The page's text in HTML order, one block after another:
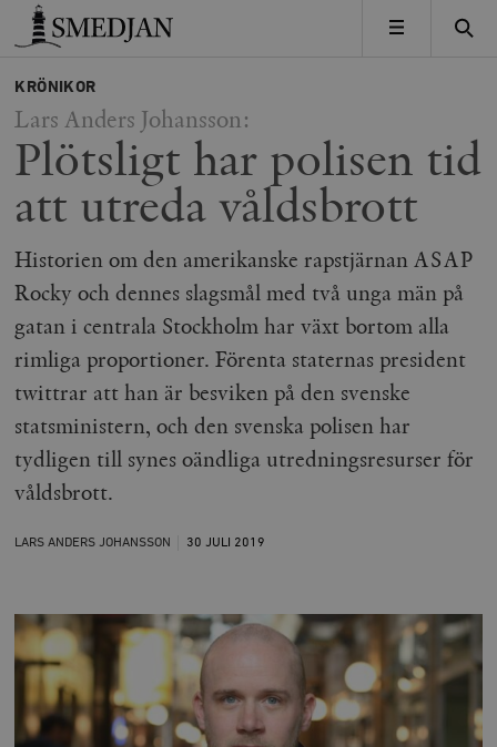
Timbro
MENY
KRÖNIKOR
Lars Anders Johansson:
Plötsligt har polisen tid
att utreda våldsbrott
Historien om den amerikanske rapstjärnan ASAP
Rocky och dennes slagsmål med två unga män på
gatan i centrala Stockholm har växt bortom alla
rimliga proportioner. Förenta staternas president
twittrar att han är besviken på den svenske
statsministern, och den svenska polisen har
tydligen till synes oändliga utredningsresurser för
våldsbrott.
LARS ANDERS JOHANSSON 30 JULI 2019